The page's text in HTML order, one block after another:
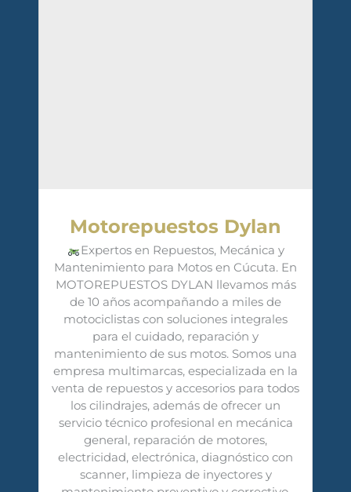
Motorepuestos Dylan
Expertos en Repuestos, Mecánica y
Mantenimiento para Motos en Cúcuta. En
MOTOREPUESTOS DYLAN llevamos más
de 10 años acompañando a miles de
motociclistas con soluciones integrales
para el cuidado, reparación y
mantenimiento de sus motos. Somos una
empresa multimarcas, especializada en la
venta de repuestos y accesorios para todos
los cilindrajes, además de ofrecer un
servicio técnico profesional en mecánica
general, reparación de motores,
electricidad, electrónica, diagnóstico con
scanner, limpieza de inyectores y